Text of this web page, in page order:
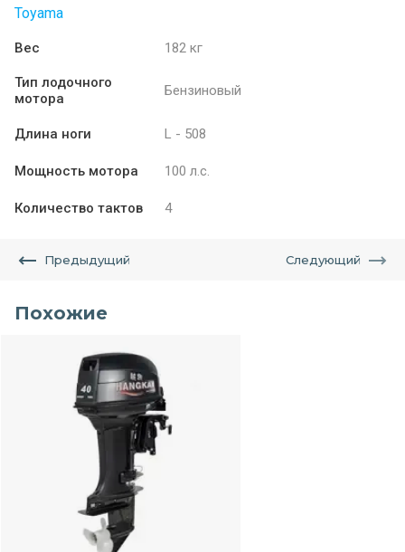
Toyama
Вес 182 кг
Тип лодочного
мотора
Бензиновый
Длина ноги L - 508
Мощность мотора 100 л.с.
Количество тактов 4
Предыдущий Следующий
Похожие